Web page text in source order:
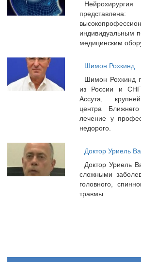
представлена:
индивидуальным
медицинским
Шимон Рохкинд
Шимон Рохкинд
из России и СНГ
Ассута,
центра
лечение у
недорого.
Доктор Уриель
Доктор Уриель
сложными
головного,
травмы.